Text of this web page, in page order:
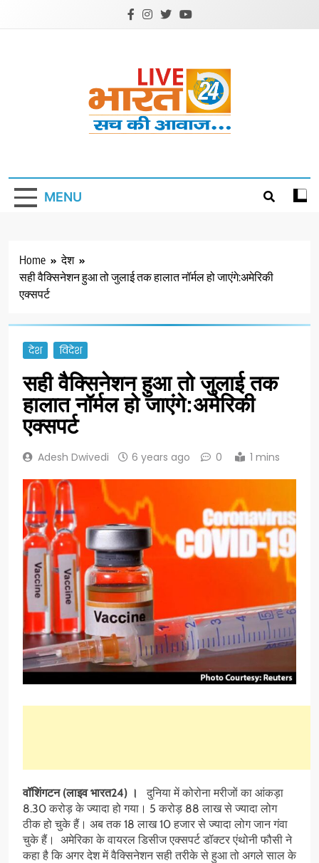
MENU
Home
देश
सही वैक्सिनेशन हुआ तो जुलाई तक हालात नॉर्मल हो जाएंगे:अमेरिकी
एक्सपर्ट
देश विदेश
सही वैक्सिनेशन हुआ तो जुलाई तक
हालात नॉर्मल हो जाएंगे:अमेरिकी
एक्सपर्ट
Adesh Dwivedi 6 years ago 0 1 mins
वॉशिंगटन (लाइव भारत24) ।
दुनिया में कोरोना मरीजों का आंकड़ा
8.30 करोड़ के ज्यादा हो गया। 5 करोड़ 88 लाख से ज्यादा लोग
ठीक हो चुके हैं। अब तक 18 लाख 10 हजार से ज्यादा लोग जान गंवा
चुके हैं। अमेरिका के वायरल डिसीज एक्सपर्ट डॉक्टर एंथोनी फौसी ने
कहा है कि अगर देश में वैक्सिनेशन सही तरीके से हुआ तो अगले साल के